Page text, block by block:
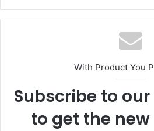
b
s
i
e
With Product You
Subscribe to
to get the